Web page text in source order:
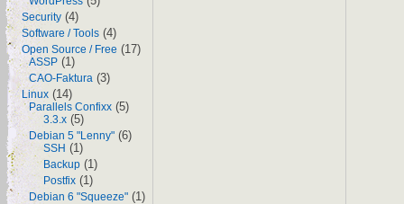
Security (4)
Software / Tools (4)
Open Source / Free (17)
ASSP (1)
CAO-Faktura (3)
Linux (14)
Parallels Confixx (5)
3.3.x (5)
Debian 5 "Lenny" (6)
SSH (1)
Backup (1)
Postfix (1)
Debian 6 "Squeeze" (1)